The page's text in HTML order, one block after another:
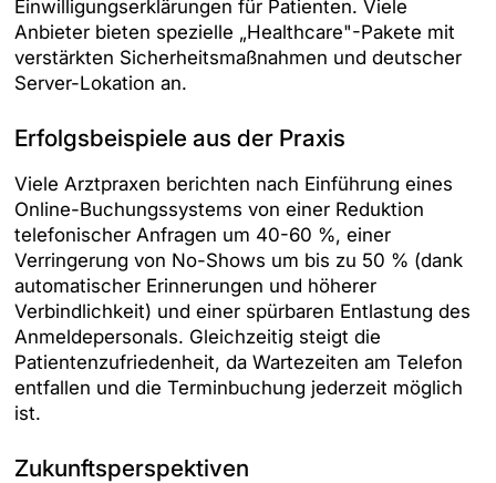
Einwilligungserklärungen für Patienten. Viele
Anbieter bieten spezielle „Healthcare"-Pakete mit
verstärkten Sicherheitsmaßnahmen und deutscher
Server-Lokation an.
Erfolgsbeispiele aus der Praxis
Viele Arztpraxen berichten nach Einführung eines
Online-Buchungssystems von einer Reduktion
telefonischer Anfragen um 40-60 %, einer
Verringerung von No-Shows um bis zu 50 % (dank
automatischer Erinnerungen und höherer
Verbindlichkeit) und einer spürbaren Entlastung des
Anmeldepersonals. Gleichzeitig steigt die
Patientenzufriedenheit, da Wartezeiten am Telefon
entfallen und die Terminbuchung jederzeit möglich
ist.
Zukunftsperspektiven